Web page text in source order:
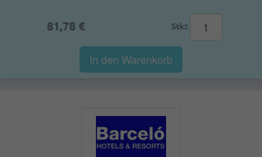
81,78 € Stk::
In den Warenkorb